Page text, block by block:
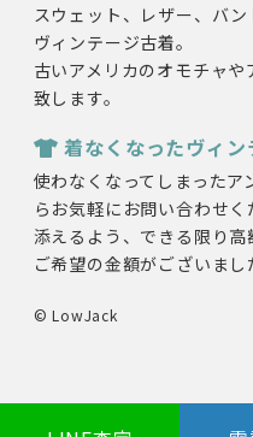
スウェット、レザー、バ
ヴィンテージ古着。
古いアメリカのオモチャ
致します。
着なくなったヴィン
使わなくなってしまった
らお気軽にお問い合わせ
添えるよう、できる限り高
ご希望の金額がございまし
© LowJack